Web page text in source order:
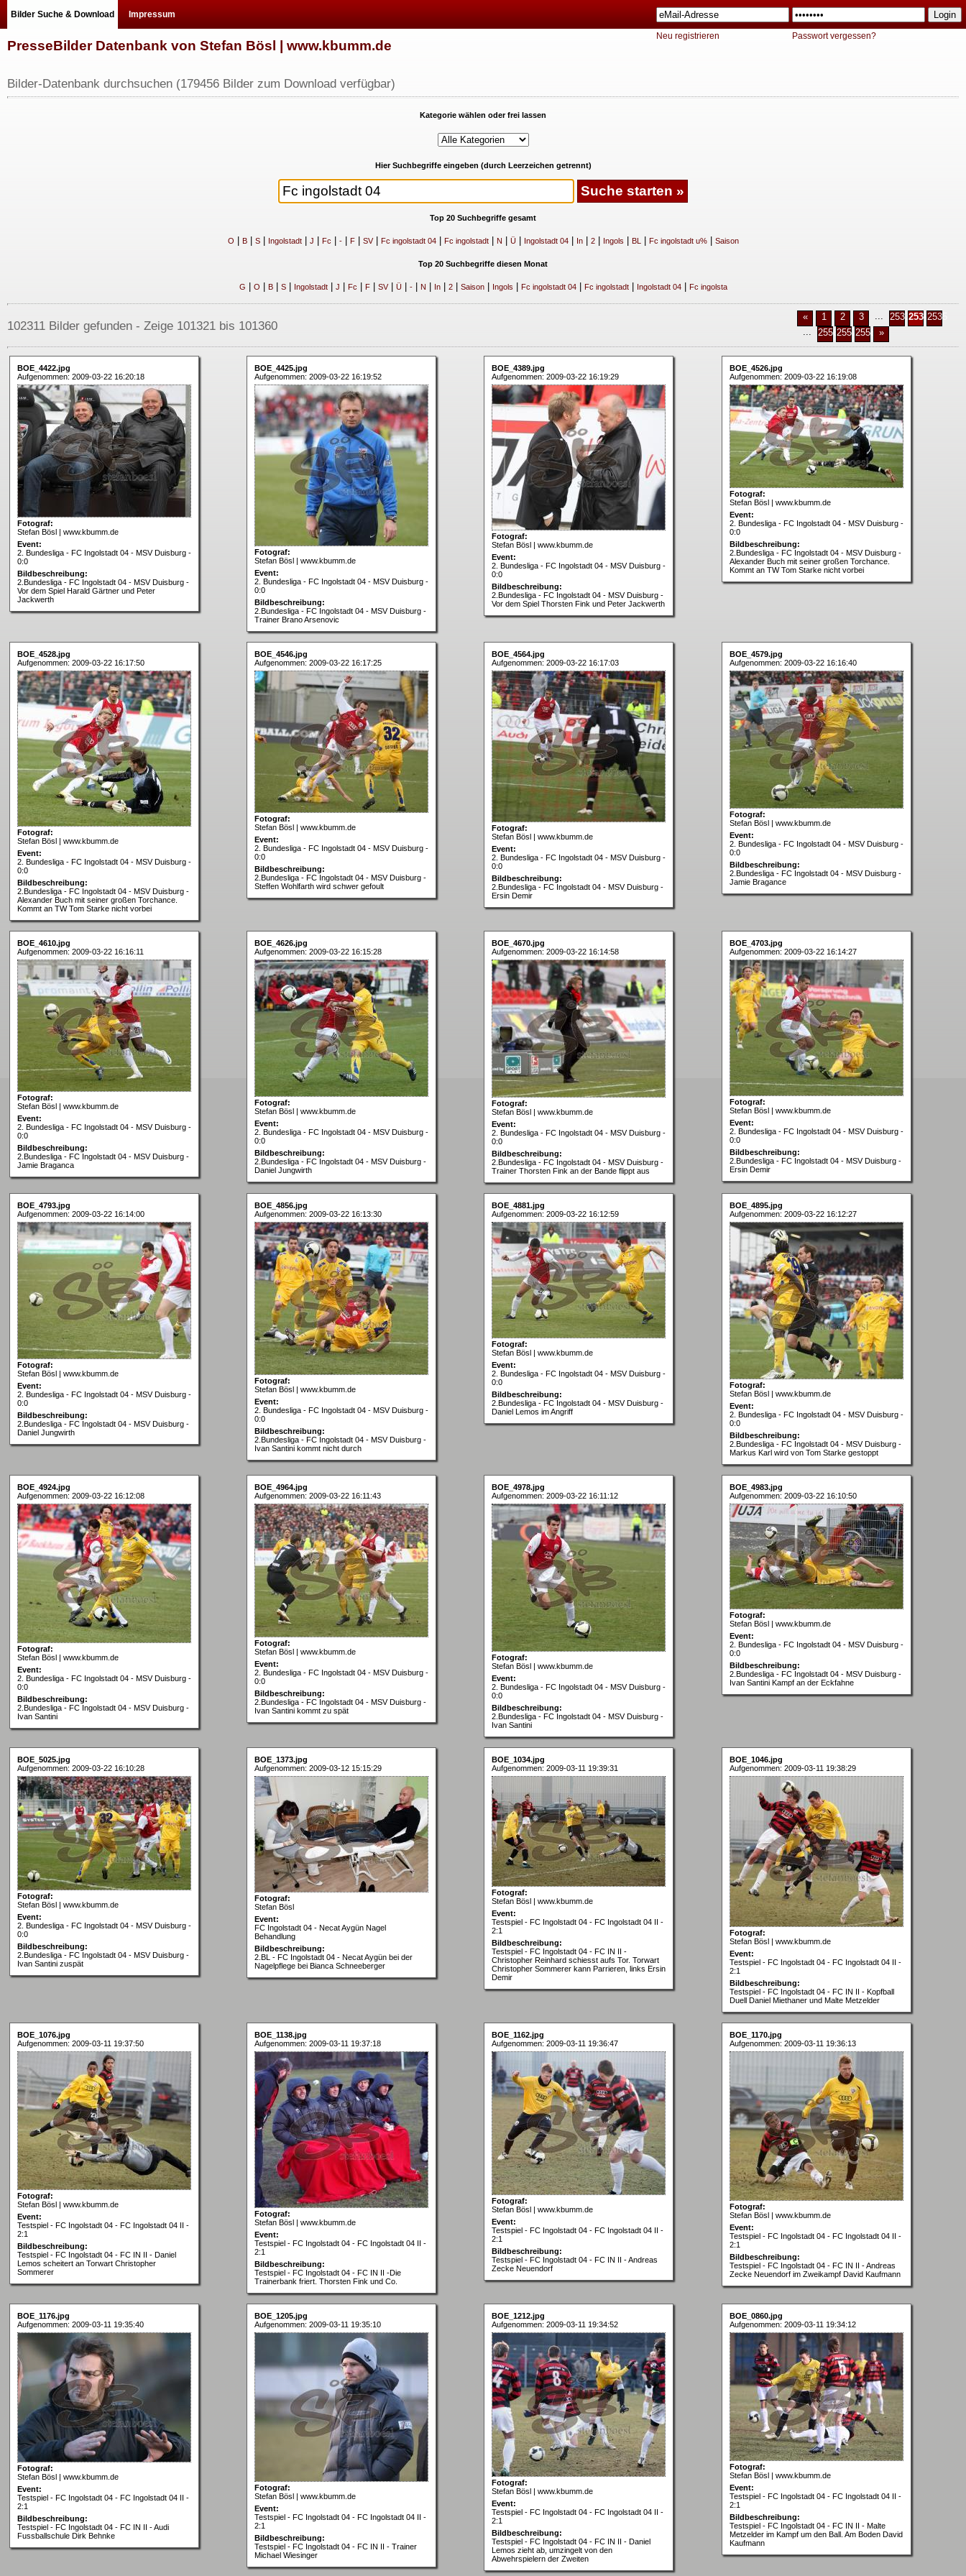
Bilder Suche & Download Impressum
Neu registrieren Passwort vergessen?
PresseBilder Datenbank von Stefan Bösl | www.kbumm.de
Bilder-Datenbank durchsuchen (179456 Bilder zum Download verfügbar)
Kategorie wählen oder frei lassen
Hier Suchbegriffe eingeben (durch Leerzeichen getrennt)
Top 20 Suchbegriffe gesamt
O B| S| Ingolstadt| J Fc -| F| SV| Fc ingolstadt 04| Fc ingolstadt| N Ü Ingolstadt 04| In| 2| Ingols BL | Fc ingolstadt u%| Saison
Top 20 Suchbegriffe diesen Monat
G O B| S| Ingolstadt| J Fc F| SV| Ü| -| N In| 2| Saison| Ingols Fc ingolstadt 04| Fc ingolstadt| Ingolstadt 04| Fc ingolsta
102311 Bilder gefunden - Zeige 101321 bis 101360
« 1 2 3 253325342535
255625572558 »
BOE_4422.jpg
Aufgenommen: 2009-03-22 16:20:18
Fotograf:
Stefan Bösl | www.kbumm.de
Event:
2. Bundesliga - FC Ingolstadt 04 - MSV Duisburg -
0:0
Bildbeschreibung:
2.Bundesliga - FC Ingolstadt 04 - MSV Duisburg -
Vor dem Spiel Harald Gärtner und Peter
Jackwerth
BOE_4425.jpg
Aufgenommen: 2009-03-22 16:19:52
Fotograf:
Stefan Bösl | www.kbumm.de
Event:
2. Bundesliga - FC Ingolstadt 04 - MSV Duisburg -
0:0
Bildbeschreibung:
2.Bundesliga - FC Ingolstadt 04 - MSV Duisburg -
Trainer Brano Arsenovic
BOE_4389.jpg
Aufgenommen: 2009-03-22 16:19:29
Fotograf:
Stefan Bösl | www.kbumm.de
Event:
2. Bundesliga - FC Ingolstadt 04 - MSV Duisburg -
0:0
Bildbeschreibung:
2.Bundesliga - FC Ingolstadt 04 - MSV Duisburg -
Vor dem Spiel Thorsten Fink und Peter Jackwerth
BOE_4526.jpg
Aufgenommen: 2009-03-22 16:19:08
Fotograf:
Stefan Bösl | www.kbumm.de
Event:
2. Bundesliga - FC Ingolstadt 04 - MSV Duisburg -
0:0
Bildbeschreibung:
2.Bundesliga - FC Ingolstadt 04 - MSV Duisburg -
Alexander Buch mit seiner großen Torchance.
Kommt an TW Tom Starke nicht vorbei
BOE_4528.jpg
Aufgenommen: 2009-03-22 16:17:50
Fotograf:
Stefan Bösl | www.kbumm.de
Event:
2. Bundesliga - FC Ingolstadt 04 - MSV Duisburg -
0:0
Bildbeschreibung:
2.Bundesliga - FC Ingolstadt 04 - MSV Duisburg -
Alexander Buch mit seiner großen Torchance.
Kommt an TW Tom Starke nicht vorbei
BOE_4546.jpg
Aufgenommen: 2009-03-22 16:17:25
Fotograf:
Stefan Bösl | www.kbumm.de
Event:
2. Bundesliga - FC Ingolstadt 04 - MSV Duisburg -
0:0
Bildbeschreibung:
2.Bundesliga - FC Ingolstadt 04 - MSV Duisburg -
Steffen Wohlfarth wird schwer gefoult
BOE_4564.jpg
Aufgenommen: 2009-03-22 16:17:03
Fotograf:
Stefan Bösl | www.kbumm.de
Event:
2. Bundesliga - FC Ingolstadt 04 - MSV Duisburg -
0:0
Bildbeschreibung:
2.Bundesliga - FC Ingolstadt 04 - MSV Duisburg -
Ersin Demir
BOE_4579.jpg
Aufgenommen: 2009-03-22 16:16:40
Fotograf:
Stefan Bösl | www.kbumm.de
Event:
2. Bundesliga - FC Ingolstadt 04 - MSV Duisburg -
0:0
Bildbeschreibung:
2.Bundesliga - FC Ingolstadt 04 - MSV Duisburg -
Jamie Bragance
BOE_4610.jpg
Aufgenommen: 2009-03-22 16:16:11
Fotograf:
Stefan Bösl | www.kbumm.de
Event:
2. Bundesliga - FC Ingolstadt 04 - MSV Duisburg -
0:0
Bildbeschreibung:
2.Bundesliga - FC Ingolstadt 04 - MSV Duisburg -
Jamie Braganca
BOE_4626.jpg
Aufgenommen: 2009-03-22 16:15:28
Fotograf:
Stefan Bösl | www.kbumm.de
Event:
2. Bundesliga - FC Ingolstadt 04 - MSV Duisburg -
0:0
Bildbeschreibung:
2.Bundesliga - FC Ingolstadt 04 - MSV Duisburg -
Daniel Jungwirth
BOE_4670.jpg
Aufgenommen: 2009-03-22 16:14:58
Fotograf:
Stefan Bösl | www.kbumm.de
Event:
2. Bundesliga - FC Ingolstadt 04 - MSV Duisburg -
0:0
Bildbeschreibung:
2.Bundesliga - FC Ingolstadt 04 - MSV Duisburg -
Trainer Thorsten Fink an der Bande flippt aus
BOE_4703.jpg
Aufgenommen: 2009-03-22 16:14:27
Fotograf:
Stefan Bösl | www.kbumm.de
Event:
2. Bundesliga - FC Ingolstadt 04 - MSV Duisburg -
0:0
Bildbeschreibung:
2.Bundesliga - FC Ingolstadt 04 - MSV Duisburg -
Ersin Demir
BOE_4793.jpg
Aufgenommen: 2009-03-22 16:14:00
Fotograf:
Stefan Bösl | www.kbumm.de
Event:
2. Bundesliga - FC Ingolstadt 04 - MSV Duisburg -
0:0
Bildbeschreibung:
2.Bundesliga - FC Ingolstadt 04 - MSV Duisburg -
Daniel Jungwirth
BOE_4856.jpg
Aufgenommen: 2009-03-22 16:13:30
Fotograf:
Stefan Bösl | www.kbumm.de
Event:
2. Bundesliga - FC Ingolstadt 04 - MSV Duisburg -
0:0
Bildbeschreibung:
2.Bundesliga - FC Ingolstadt 04 - MSV Duisburg -
Ivan Santini kommt nicht durch
BOE_4881.jpg
Aufgenommen: 2009-03-22 16:12:59
Fotograf:
Stefan Bösl | www.kbumm.de
Event:
2. Bundesliga - FC Ingolstadt 04 - MSV Duisburg -
0:0
Bildbeschreibung:
2.Bundesliga - FC Ingolstadt 04 - MSV Duisburg -
Daniel Lemos im Angriff
BOE_4895.jpg
Aufgenommen: 2009-03-22 16:12:27
Fotograf:
Stefan Bösl | www.kbumm.de
Event:
2. Bundesliga - FC Ingolstadt 04 - MSV Duisburg -
0:0
Bildbeschreibung:
2.Bundesliga - FC Ingolstadt 04 - MSV Duisburg -
Markus Karl wird von Tom Starke gestoppt
BOE_4924.jpg
Aufgenommen: 2009-03-22 16:12:08
Fotograf:
Stefan Bösl | www.kbumm.de
Event:
2. Bundesliga - FC Ingolstadt 04 - MSV Duisburg -
0:0
Bildbeschreibung:
2.Bundesliga - FC Ingolstadt 04 - MSV Duisburg -
Ivan Santini
BOE_4964.jpg
Aufgenommen: 2009-03-22 16:11:43
Fotograf:
Stefan Bösl | www.kbumm.de
Event:
2. Bundesliga - FC Ingolstadt 04 - MSV Duisburg -
0:0
Bildbeschreibung:
2.Bundesliga - FC Ingolstadt 04 - MSV Duisburg -
Ivan Santini kommt zu spät
BOE_4978.jpg
Aufgenommen: 2009-03-22 16:11:12
Fotograf:
Stefan Bösl | www.kbumm.de
Event:
2. Bundesliga - FC Ingolstadt 04 - MSV Duisburg -
0:0
Bildbeschreibung:
2.Bundesliga - FC Ingolstadt 04 - MSV Duisburg -
Ivan Santini
BOE_4983.jpg
Aufgenommen: 2009-03-22 16:10:50
Fotograf:
Stefan Bösl | www.kbumm.de
Event:
2. Bundesliga - FC Ingolstadt 04 - MSV Duisburg -
0:0
Bildbeschreibung:
2.Bundesliga - FC Ingolstadt 04 - MSV Duisburg -
Ivan Santini Kampf an der Eckfahne
BOE_5025.jpg
Aufgenommen: 2009-03-22 16:10:28
Fotograf:
Stefan Bösl | www.kbumm.de
Event:
2. Bundesliga - FC Ingolstadt 04 - MSV Duisburg -
0:0
Bildbeschreibung:
2.Bundesliga - FC Ingolstadt 04 - MSV Duisburg -
Ivan Santini zuspät
BOE_1373.jpg
Aufgenommen: 2009-03-12 15:15:29
Fotograf:
Stefan Bösl
Event:
FC Ingolstadt 04 - Necat Aygün Nagel
Behandlung
Bildbeschreibung:
2.BL - FC Ingolstadt 04 - Necat Aygün bei der
Nagelpflege bei Bianca Schneeberger
BOE_1034.jpg
Aufgenommen: 2009-03-11 19:39:31
Fotograf:
Stefan Bösl | www.kbumm.de
Event:
Testspiel - FC Ingolstadt 04 - FC Ingolstadt 04 II -
2:1
Bildbeschreibung:
Testspiel - FC Ingolstadt 04 - FC IN II -
Christopher Reinhard schiesst aufs Tor. Torwart
Christopher Sommerer kann Parrieren, links Ersin
Demir
BOE_1046.jpg
Aufgenommen: 2009-03-11 19:38:29
Fotograf:
Stefan Bösl | www.kbumm.de
Event:
Testspiel - FC Ingolstadt 04 - FC Ingolstadt 04 II -
2:1
Bildbeschreibung:
Testspiel - FC Ingolstadt 04 - FC IN II - Kopfball
Duell Daniel Miethaner und Malte Metzelder
BOE_1076.jpg
Aufgenommen: 2009-03-11 19:37:50
Fotograf:
Stefan Bösl | www.kbumm.de
Event:
Testspiel - FC Ingolstadt 04 - FC Ingolstadt 04 II -
2:1
Bildbeschreibung:
Testspiel - FC Ingolstadt 04 - FC IN II - Daniel
Lemos scheitert an Torwart Christopher
Sommerer
BOE_1138.jpg
Aufgenommen: 2009-03-11 19:37:18
Fotograf:
Stefan Bösl | www.kbumm.de
Event:
Testspiel - FC Ingolstadt 04 - FC Ingolstadt 04 II -
2:1
Bildbeschreibung:
Testspiel - FC Ingolstadt 04 - FC IN II -Die
Trainerbank friert. Thorsten Fink und Co.
BOE_1162.jpg
Aufgenommen: 2009-03-11 19:36:47
Fotograf:
Stefan Bösl | www.kbumm.de
Event:
Testspiel - FC Ingolstadt 04 - FC Ingolstadt 04 II -
2:1
Bildbeschreibung:
Testspiel - FC Ingolstadt 04 - FC IN II - Andreas
Zecke Neuendorf
BOE_1170.jpg
Aufgenommen: 2009-03-11 19:36:13
Fotograf:
Stefan Bösl | www.kbumm.de
Event:
Testspiel - FC Ingolstadt 04 - FC Ingolstadt 04 II -
2:1
Bildbeschreibung:
Testspiel - FC Ingolstadt 04 - FC IN II - Andreas
Zecke Neuendorf im Zweikampf David Kaufmann
BOE_1176.jpg
Aufgenommen: 2009-03-11 19:35:40
Fotograf:
Stefan Bösl | www.kbumm.de
Event:
Testspiel - FC Ingolstadt 04 - FC Ingolstadt 04 II -
2:1
Bildbeschreibung:
Testspiel - FC Ingolstadt 04 - FC IN II - Audi
Fussballschule Dirk Behnke
BOE_1205.jpg
Aufgenommen: 2009-03-11 19:35:10
Fotograf:
Stefan Bösl | www.kbumm.de
Event:
Testspiel - FC Ingolstadt 04 - FC Ingolstadt 04 II -
2:1
Bildbeschreibung:
Testspiel - FC Ingolstadt 04 - FC IN II - Trainer
Michael Wiesinger
BOE_1212.jpg
Aufgenommen: 2009-03-11 19:34:52
Fotograf:
Stefan Bösl | www.kbumm.de
Event:
Testspiel - FC Ingolstadt 04 - FC Ingolstadt 04 II -
2:1
Bildbeschreibung:
Testspiel - FC Ingolstadt 04 - FC IN II - Daniel
Lemos zieht ab, umzingelt von den
Abwehrspielern der Zweiten
BOE_0860.jpg
Aufgenommen: 2009-03-11 19:34:12
Fotograf:
Stefan Bösl | www.kbumm.de
Event:
Testspiel - FC Ingolstadt 04 - FC Ingolstadt 04 II -
2:1
Bildbeschreibung:
Testspiel - FC Ingolstadt 04 - FC IN II - Malte
Metzelder im Kampf um den Ball. Am Boden David
Kaufmann